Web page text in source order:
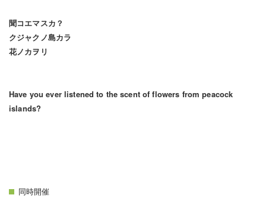
聞コエマスカ？
クジャクノ島カラ
花ノカヲリ
Have you ever listened to the scent of flowers from peacock
islands?
同時開催